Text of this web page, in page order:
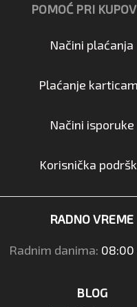
POMOĆ PRI
Načini plaćanja
Plaćanje
Načini isporuke
Korisnička
RADNO VREME
Radnim danima: 08:00
BLOG